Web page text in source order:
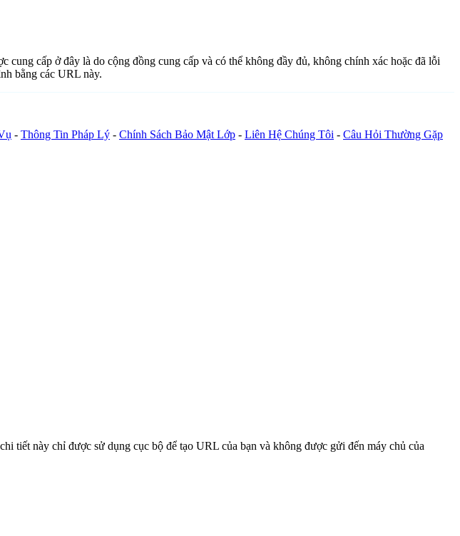
cấp ở đây là do cộng đồng cung cấp và có thể không đầy đủ, không chính xác hoặc đã lỗi
bằng các URL này.
- Thông Tin Pháp Lý - Chính Sách Bảo Mật Lớp - Liên Hệ Chúng Tôi - Câu Hỏi Thường Gặp
tiết này chỉ được sử dụng cục bộ để tạo URL của bạn và không được gửi đến máy chủ của